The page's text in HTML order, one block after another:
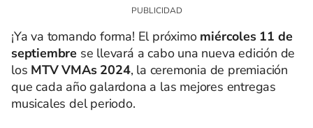
¡Ya va tomando forma! El próximo miércoles 11 de
septiembre se llevará a cabo una nueva edición de
los MTV VMAs 2024, la ceremonia de premiación
que cada año galardona a las mejores entregas
musicales del periodo.